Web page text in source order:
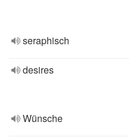
seraphisch
desires
Wünsche